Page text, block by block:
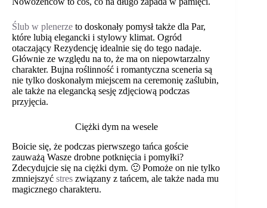
Ślub w plenerze to doskonały pomysł także dla Par,
które lubią elegancki i stylowy klimat. Ogród
otaczający Rezydencję idealnie się do tego nadaje.
Głównie ze względu na to, że ma on niepowtarzalny
charakter. Bujna roślinność i romantyczna sceneria są
nie tylko doskonałym miejscem na ceremonię zaślubin,
ale także na elegancką sesję zdjęciową podczas
przyjęcia.
Ciężki dym na wesele
Boicie się, że podczas pierwszego tańca goście
zauważą Wasze drobne potknięcia i pomyłki?
Zdecydujcie się na ciężki dym. 🙂 Pomoże on nie tylko
zmniejszyć stres związany z tańcem, ale także nada mu
magicznego charakteru.